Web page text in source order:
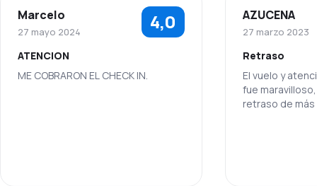
Red de conexiones 4,4
Precio del billete 4,4
3,9
Marcelo
27 mayo 2024 4,0
ATENCION
ME COBRARON EL CHECK IN.
AZUCENA
27 marzo 2023
Retraso
El vuelo y
fue
retraso de más